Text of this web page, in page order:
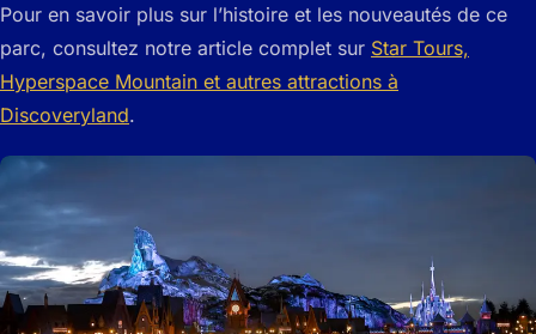
Pour en savoir plus sur l’histoire et les nouveautés de ce
parc, consultez notre article complet sur Star Tours,
Hyperspace Mountain et autres attractions à
Discoveryland.